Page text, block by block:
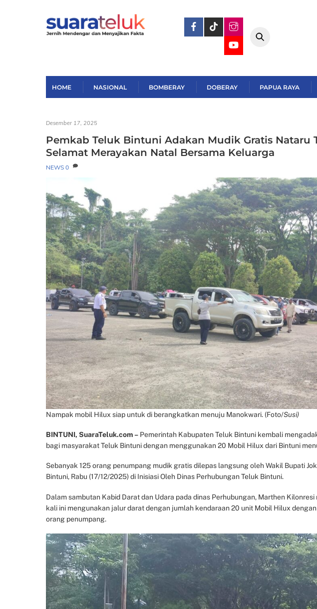
HOME NASIONAL BOMBERAY DOBERAY PAPUA RAYA
Desember 17, 2025
Pemkab Teluk Bintuni Adakan Mudik Gratis Nataru
Selamat Merayakan Natal Bersama Keluarga
NEWS 0
Nampak mobil Hilux siap untuk di berangkatkan menuju Manokwari. (Foto/Susi)
BINTUNI, SuaraTeluk.com – Pemerintah Kabupaten Teluk Bintuni kembali
bagi masyarakat Teluk Bintuni dengan menggunakan 20 Mobil Hilux dari Bintuni
Sebanyak 125 orang penumpang mudik gratis dilepas langsung oleh Wakil Bupati
Bintuni, Rabu (17/12/2025) di Inisiasi Oleh Dinas Perhubungan Teluk Bintuni.
Dalam sambutan Kabid Darat dan Udara pada dinas Perhubungan, Marthen
kali ini mengunakan jalur darat dengan jumlah kendaraan 20 unit Mobil Hilux
orang penumpang.